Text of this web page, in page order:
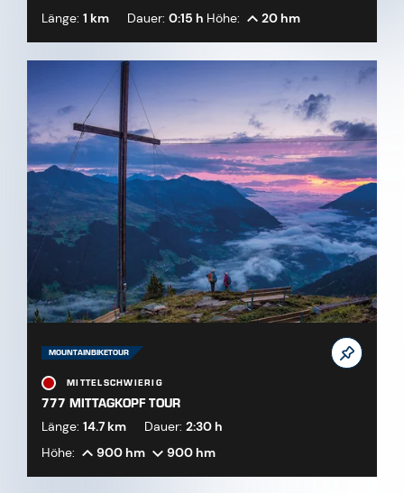
Länge: 1 km Dauer: 0:15 h Höhe: 20 hm
MOUNTAINBIKETOUR
MITTELSCHWIERIG
777 MITTAGKOPF TOUR
Länge: 14.7 km Dauer: 2:30 h
Höhe:
900 hm 900 hm